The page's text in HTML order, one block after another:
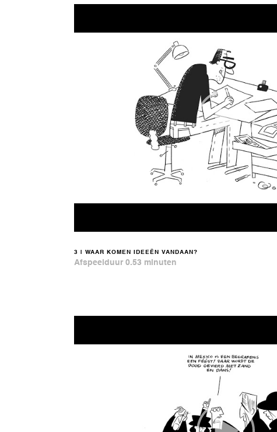
3 | WAAR KOMEN IDEEËN VANDAAN?
Afspeelduur 0.53 minuten